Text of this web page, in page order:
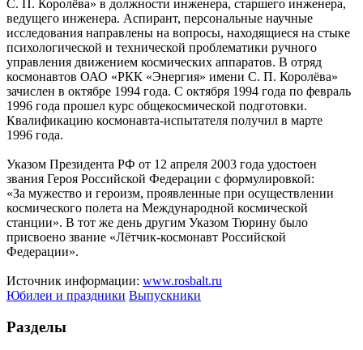
С. П. Королёва» в должности инженера, старшего инженера,
ведущего инженера. Аспирант, персональные научные
исследования направлены на вопросы, находящиеся на стыке
психологической и технической проблематики ручного
управления движением космических аппаратов. В отряд
космонавтов ОАО «РКК «Энергия» имени С. П. Королёва»
зачислен в октябре 1994 года. С октября 1994 года по февраль
1996 года прошел курс общекосмической подготовки.
Квалификацию космонавта-испытателя получил в марте
1996 года.
Указом Президента РФ от 12 апреля 2003 года удостоен
звания Героя Российской Федерации с формулировкой:
«За мужество и героизм, проявленные при осуществлении
космического полета на Международной космической
станции». В тот же день другим Указом Тюрину было
присвоено звание «Лётчик-космонавт Российской
Федерации».
Источник информации: www.rosbalt.ru
Юбилеи и праздники Выпускники
Разделы